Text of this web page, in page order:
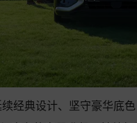
经典设计、坚守豪华底